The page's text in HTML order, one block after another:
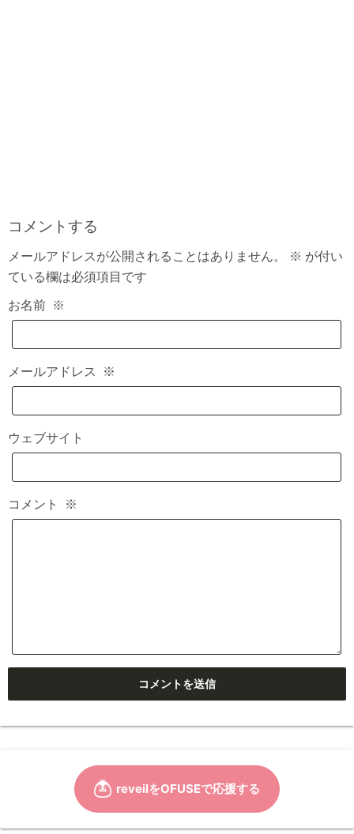
コメントする
メールアドレスが公開されることはありません。 ※ が付い
ている欄は必須項目です
お名前 ※
メールアドレス ※
ウェブサイト
コメント ※